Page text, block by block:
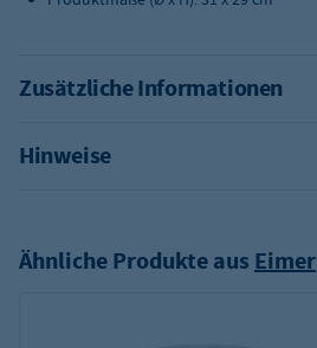
Zusätzliche Informationen
Hinweise
Ähnliche Produkte aus Eimer